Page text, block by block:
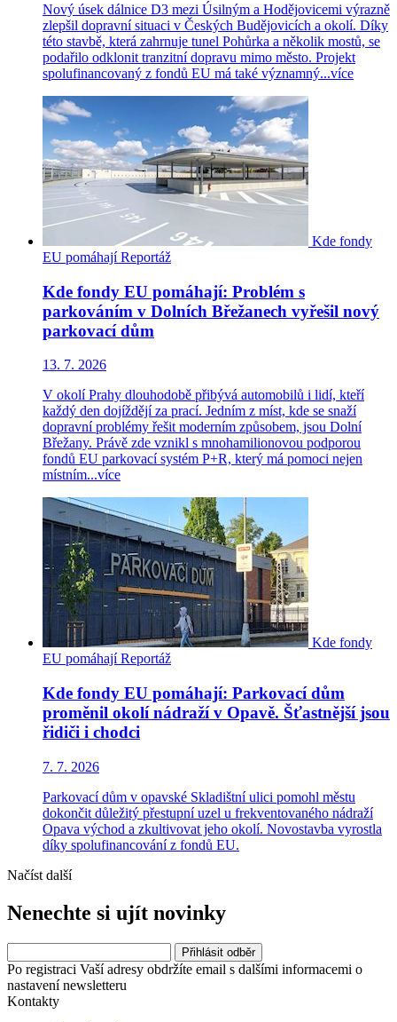
Nový úsek dálnice D3 mezi Úsilným a Hodějovicemi výrazně
zlepšil dopravní situaci v Českých Budějovicích a okolí. Díky
této stavbě, která zahrnuje tunel Pohůrka a několik mostů, se
podařilo odklonit tranzitní dopravu mimo město. Projekt
spolufinancovaný z fondů EU má také významný...více
Kde fondy
EU pomáhají Reportáž
Kde fondy EU pomáhají: Problém s
parkováním v Dolních Břežanech vyřešil nový
parkovací dům
13. 7. 2026
V okolí Prahy dlouhodobě přibývá automobilů i lidí, kteří
každý den dojíždějí za prací. Jedním z míst, kde se snaží
dopravní problémy řešit moderním způsobem, jsou Dolní
Břežany. Právě zde vznikl s mnohamilionovou podporou
fondů EU parkovací systém P+R, který má pomoci nejen
místním...více
Kde fondy
EU pomáhají Reportáž
Kde fondy EU pomáhají: Parkovací dům
proměnil okolí nádraží v Opavě. Šťastnější jsou
řidiči i chodci
7. 7. 2026
Parkovací dům v opavské Skladištní ulici pomohl městu
dokončit důležitý přestupní uzel u frekventovaného nádraží
Opava východ a zkultivovat jeho okolí. Novostavba vyrostla
díky spolufinancování z fondů EU.
Načíst další
Nenechte si ujít novinky
Po registraci Vaší adresy obdržíte email s dalšími informacemi o
nastavení newsletteru
Kontakty